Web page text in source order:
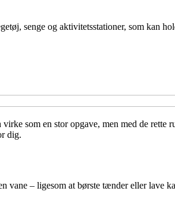
senge og aktivitetsstationer, som kan
som en stor opgave, men med de rette
dig.
– ligesom at børste tænder eller lave